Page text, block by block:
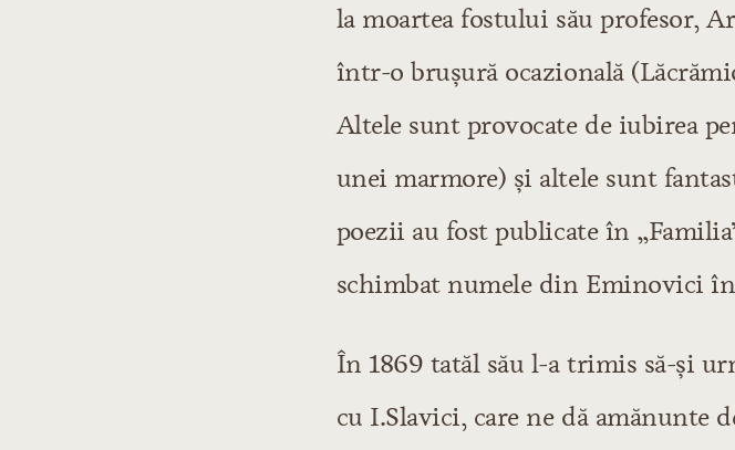
la moartea fostului său profesor,
într-o bruşură ocazională
Altele sunt provocate de iubirea
unei marmore) şi altele sunt
poezii au fost publicate în
schimbat numele din Eminovici
În 1869 tatăl său l-a trimis să-şi
cu I.Slavici, care ne dă amănunte